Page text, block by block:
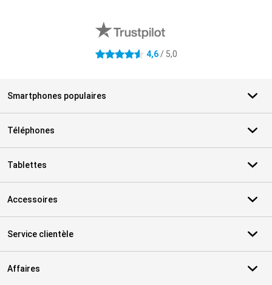
4.6 étoiles 4,6/ 5,0
Smartphones populaires
Téléphones
Tablettes
Accessoires
Service clientèle
Affaires